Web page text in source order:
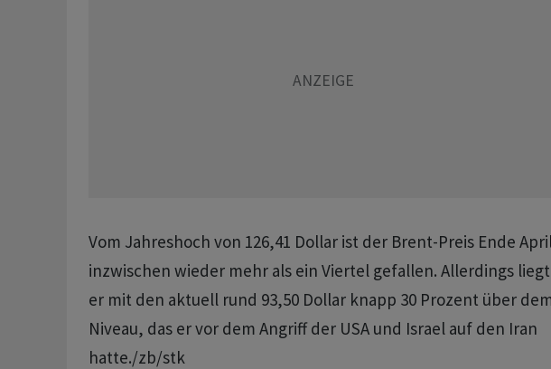
Vom Jahreshoch von 126,41 Dollar ist der Brent-Preis Ende
inzwischen wieder mehr als ein Viertel gefallen. Allerdings liegt
er mit den aktuell rund 93,50 Dollar knapp 30 Prozent über
Niveau, das er vor dem Angriff der USA und Israel auf den Iran
hatte./zb/stk